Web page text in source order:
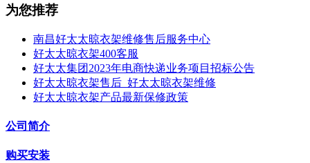
为您推荐
南昌好太太晾衣架维修售后服务中心
好太太晾衣架400客服
好太太集团2023年电商快递业务项目招标公告
好太太晾衣架售后_好太太晾衣架维修
好太太晾衣架产品最新保修政策
公司简介
购买安装